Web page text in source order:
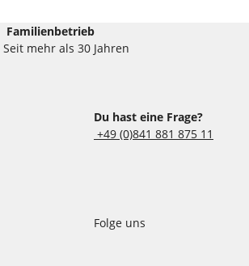
Familienbetrieb
Seit mehr als 30 Jahren
Du hast eine Frage?
+49 (0)841 881 875 11
Folge uns